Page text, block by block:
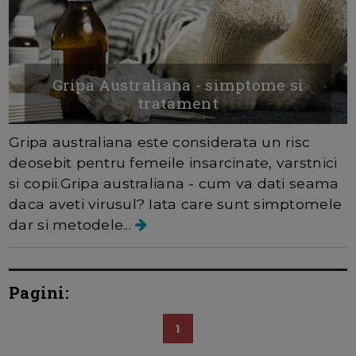
Gripa Australiana - simptome si
tratament
Gripa australiana este considerata un risc
deosebit pentru femeile insarcinate, varstnici
si copii.Gripa australiana - cum va dati seama
daca aveti virusul? Iata care sunt simptomele
dar si metodele...
Pagini:
1